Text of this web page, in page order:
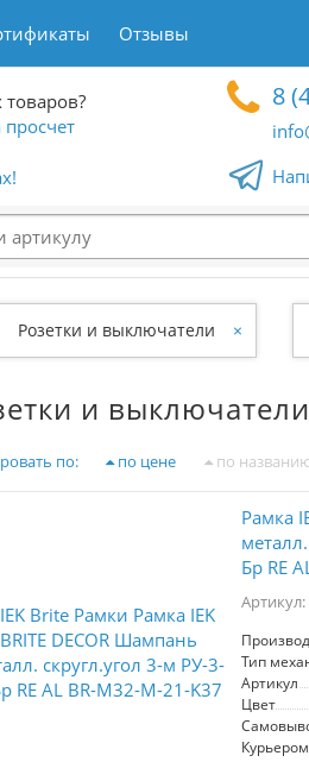
Отзывы
8
Розетки и выключатели ×
и
по: по цене по
Рамка
Бр RE
Артикул:
Тип
Артикул
Цвет
Курьером